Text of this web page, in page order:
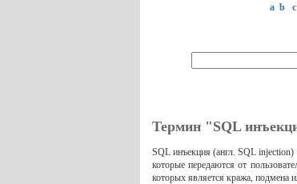
a b c
Термин "SQL
SQL инъекция (англ. SQL injection)
которые передаются от
которых является кража, подмена